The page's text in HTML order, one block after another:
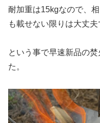
耐加重は15kgなので、
も載せない限りは大丈夫
という事で早速新品の
た。